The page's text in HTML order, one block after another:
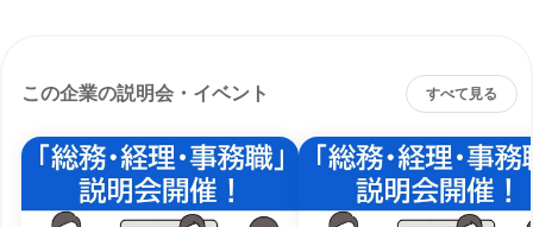
この企業の説明会・イベント すべて見る